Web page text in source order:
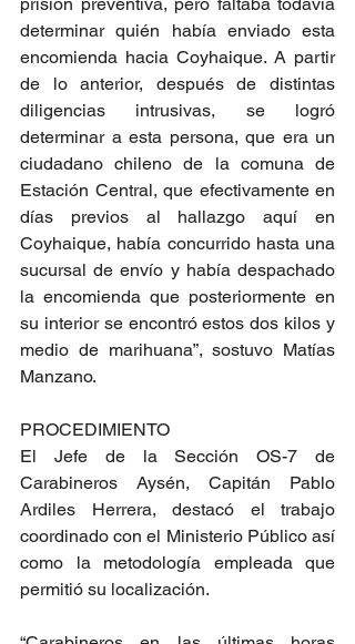
determinar quién había enviado esta
encomienda hacia Coyhaique. A partir
de lo anterior, después de distintas
diligencias intrusivas, se logró
determinar a esta persona, que era un
ciudadano chileno de la comuna de
Estación Central, que efectivamente en
días previos al hallazgo aquí en
Coyhaique, había concurrido hasta una
sucursal de envío y había despachado
la encomienda que posteriormente en
su interior se encontró estos dos kilos y
medio de marihuana”, sostuvo Matías
Manzano.
PROCEDIMIENTO
El Jefe de la Sección OS-7 de
Carabineros Aysén, Capitán Pablo
Ardiles Herrera, destacó el trabajo
coordinado con el Ministerio Público así
como la metodología empleada que
permitió su localización.